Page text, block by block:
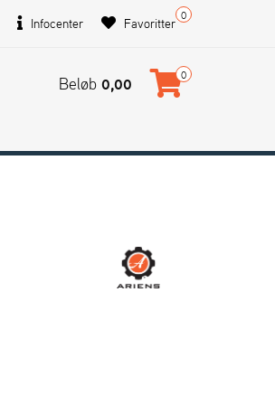
Infocenter 0
Favoritter
Beløb 0,00 0